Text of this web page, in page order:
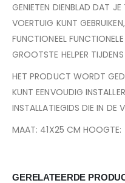
GENIETEN DIENBLAD DAT
VOERTUIG KUNT
FUNCTIONEEL
GROOTSTE HELPER
HET PRODUCT WORDT
KUNT EENVOUDIG
INSTALLATIEGIDS DIE IN DE
MAAT: 41X25 CM
GERELATEERDE